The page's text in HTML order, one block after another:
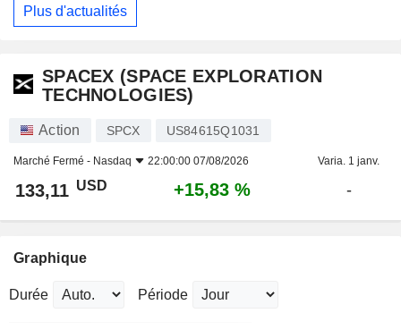
Plus d'actualités
SPACEX (SPACE EXPLORATION
TECHNOLOGIES)
Action SPCX US84615Q1031
Marché Fermé - Nasdaq 22:00:00 07/08/2026 Varia. 1 janv.
133,11 USD +15,83 % -
Graphique
Durée Période